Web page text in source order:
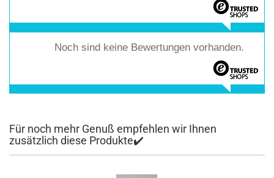
Noch sind keine Bewertungen vorhanden.
Für noch mehr Genuß empfehlen wir Ihnen
zusätzlich diese Produkte✔️